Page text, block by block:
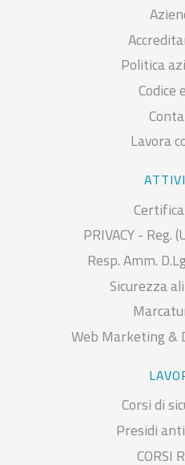
Politica
Codice
Lavora
PRIVACY - Reg.
Resp. Amm.
Sicurezza
Web Marketing &
Corsi di
Presidi
CORSI